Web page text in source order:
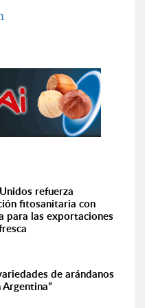
refuerza
fitosanitaria con
para las exportaciones
de arándanos
Argentina”